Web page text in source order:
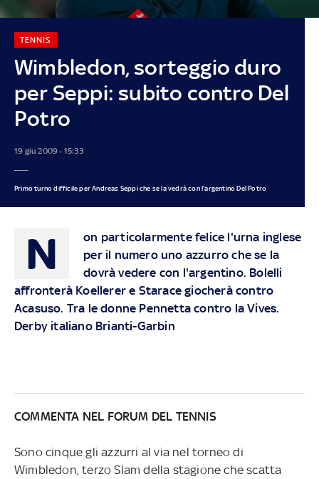
Wimbledon, sorteggio duro
per Seppi: subito contro Del
Potro
TENNIS
19 giu 2009 - 15:33
Primo turno difficile per Andreas Seppi che se la vedrà con l'argentino Del Potro
N
on particolarmente felice l'urna inglese
per il numero uno azzurro che se la
dovrà vedere con l'argentino. Bolelli
affronterà Koellerer e Starace giocherà contro
Acasuso. Tra le donne Pennetta contro la Vives.
Derby italiano Brianti-Garbin
COMMENTA NEL FORUM DEL TENNIS
Sono cinque gli azzurri al via nel torneo di
Wimbledon, terzo Slam della stagione che scatta